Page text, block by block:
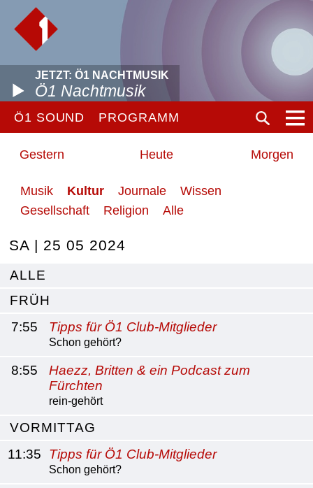
JETZT: Ö1 NACHTMUSIK
Ö1 Nachtmusik
Ö1 SOUND PROGRAMM
Gestern Heute Morgen
Musik Kultur Journale
Wissen
Gesellschaft
Religion Alle
SA | 25 05 2024
ALLE
FRÜH
7:55
Tipps für Ö1 Club-Mitglieder
Schon gehört?
8:55
Haezz, Britten & ein Podcast zum
Fürchten
rein-gehört
VORMITTAG
11:35
Tipps für Ö1 Club-Mitglieder
Schon gehört?